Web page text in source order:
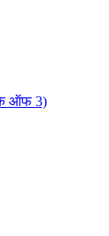
ऑफ 3)